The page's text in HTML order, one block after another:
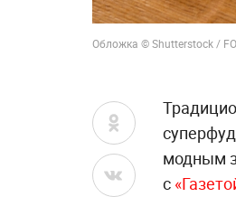
Обложка © Shutterstock /
модным
с